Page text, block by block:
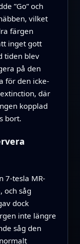
”Go” och
vilket
färgen
inget gott
tiden blev
på den
för den icke-
där
kopplad
bort.
7-tesla MR-
och såg
dock
inte längre
såg den